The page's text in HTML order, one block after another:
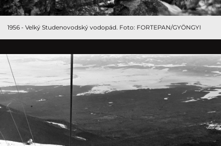
1956 - Velký Studenovodský vodopád. Foto: FORTEPAN/GYÖNGYI